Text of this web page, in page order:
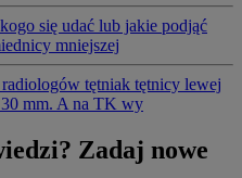
się udać lub jakie podjąć
mniejszej
tętniak tętnicy lewej
mm. A na TK wy
Zadaj nowe